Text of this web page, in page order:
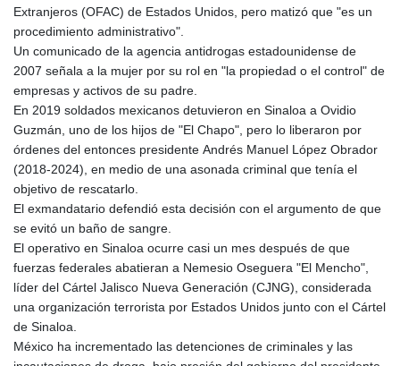
Extranjeros (OFAC) de Estados Unidos, pero matizó que "es un
procedimiento administrativo".
Un comunicado de la agencia antidrogas estadounidense de
2007 señala a la mujer por su rol en "la propiedad o el control" de
empresas y activos de su padre.
En 2019 soldados mexicanos detuvieron en Sinaloa a Ovidio
Guzmán, uno de los hijos de "El Chapo", pero lo liberaron por
órdenes del entonces presidente Andrés Manuel López Obrador
(2018-2024), en medio de una asonada criminal que tenía el
objetivo de rescatarlo.
El exmandatario defendió esta decisión con el argumento de que
se evitó un baño de sangre.
El operativo en Sinaloa ocurre casi un mes después de que
fuerzas federales abatieran a Nemesio Oseguera "El Mencho",
líder del Cártel Jalisco Nueva Generación (CJNG), considerada
una organización terrorista por Estados Unidos junto con el Cártel
de Sinaloa.
México ha incrementado las detenciones de criminales y las